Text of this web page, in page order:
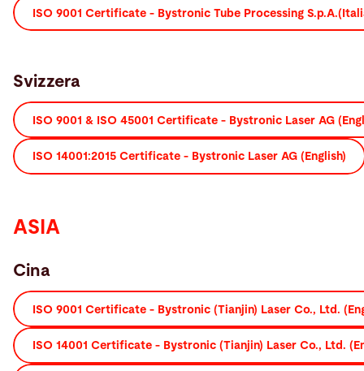
ISO 9001 Certificate - Bystronic Tube Processing
Svizzera
ISO 9001 & ISO 45001 Certificate - Bystronic Laser AG
ISO 14001:2015 Certificate - Bystronic Laser AG (English)
ASIA
Cina
ISO 9001 Certificate - Bystronic (Tianjin) Laser Co., Ltd.
ISO 14001 Certificate - Bystronic (Tianjin) Laser Co., Ltd.